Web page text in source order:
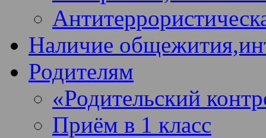
Наличие
Родителям
«Родительский
Приём в 1 класс